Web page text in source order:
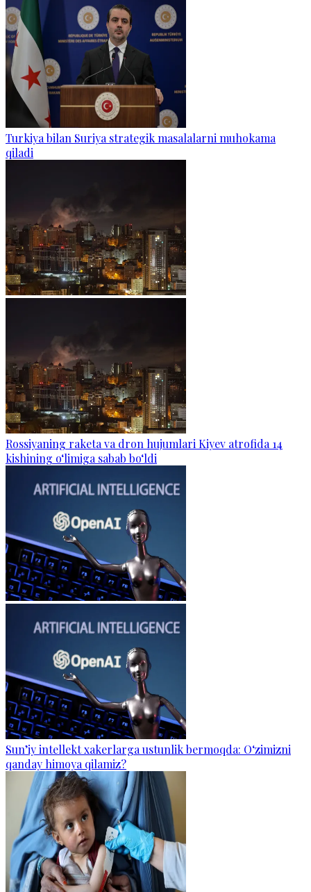
Turkiya bilan Suriya strategik masalalarni muhokama
qiladi
Rossiyaning raketa va dron hujumlari Kiyev atrofida 14
kishining o‘limiga sabab bo‘ldi
Sun’iy intellekt xakerlarga ustunlik bermoqda: O‘zimizni
qanday himoya qilamiz?